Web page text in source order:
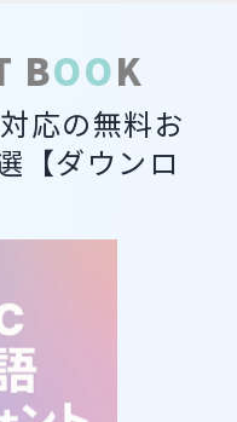
BOOK
応の無料お
【ダウンロ